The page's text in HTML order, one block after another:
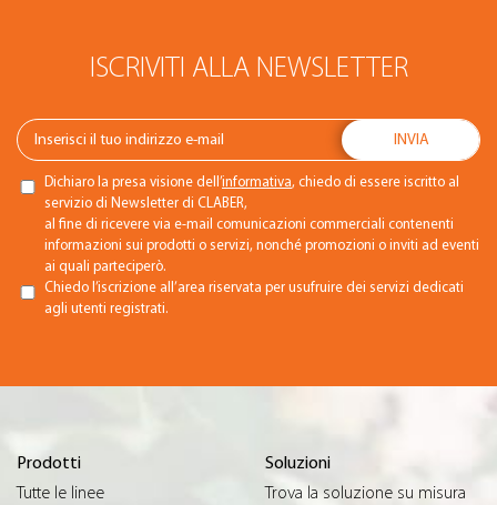
ISCRIVITI ALLA NEWSLETTER
Dichiaro la presa visione dell’informativa, chiedo di essere iscritto al
servizio di Newsletter di CLABER,
al fine di ricevere via e-mail comunicazioni commerciali contenenti
informazioni sui prodotti o servizi, nonché promozioni o inviti ad eventi
ai quali parteciperò.
Chiedo l’iscrizione all’area riservata per usufruire dei servizi dedicati
agli utenti registrati.
Prodotti
Tutte le linee
Soluzioni
Trova la soluzione su misura